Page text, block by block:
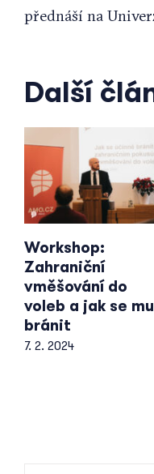
přednáší na
Další
Workshop:
Zahraniční
vměšování do
voleb a jak se mu
bránit
7. 2. 2024